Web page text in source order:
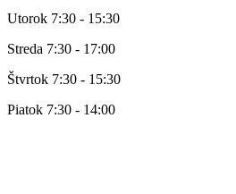
Utorok 7:30 - 15:30
Streda 7:30 - 17:00
Štvrtok 7:30 - 15:30
Piatok 7:30 - 14:00